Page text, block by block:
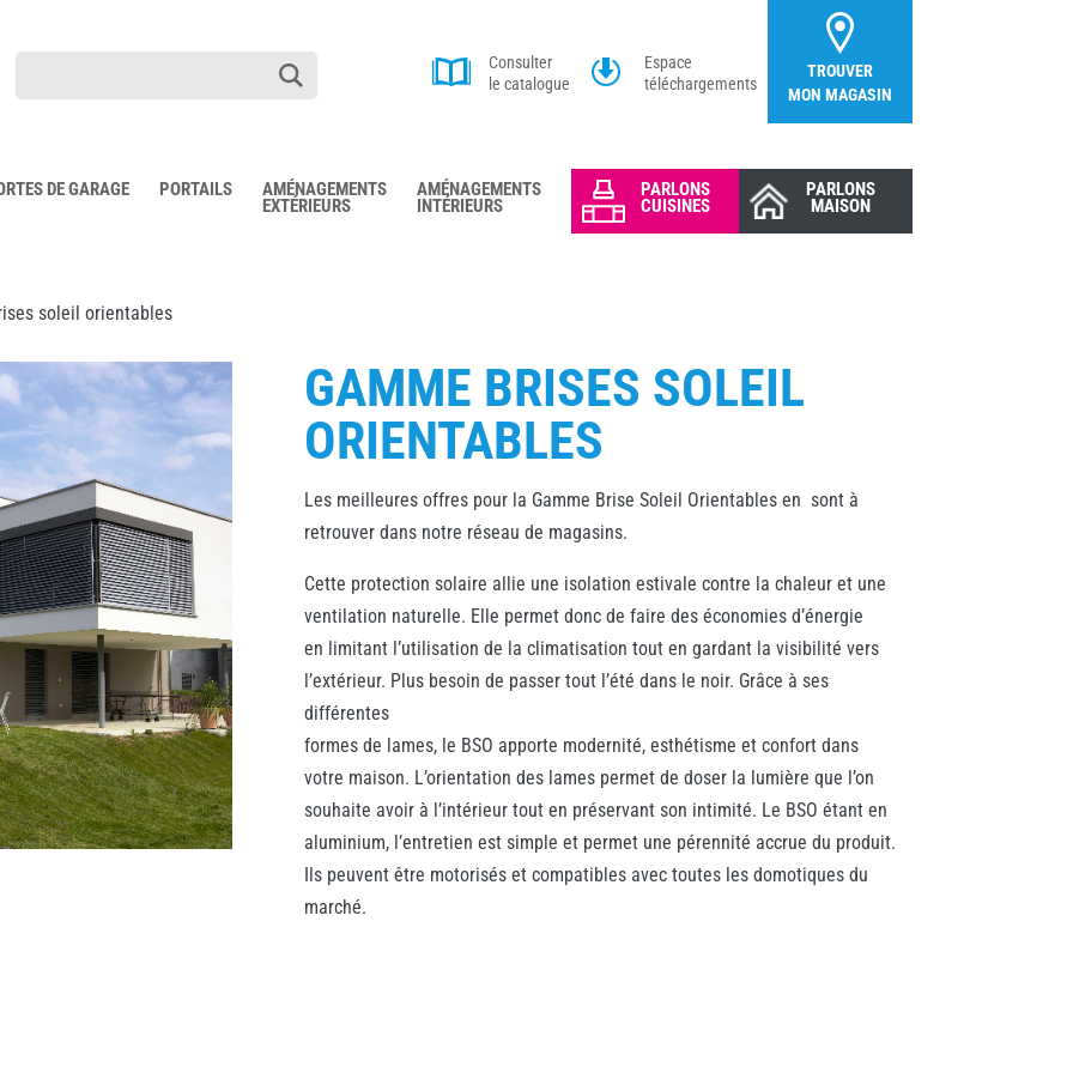
Consulter
le catalogue
Espace
téléchargements
TROUVER
MON MAGASIN
DE GARAGE PORTAILS AMÉNAGEMENTS
EXTÉRIEURS
AMÉNAGEMENTS
INTÉRIEURS
PARLONS
CUISINES
PARLONS
MAISON
soleil orientables
GAMME BRISES SOLEIL
ORIENTABLES
Les meilleures offres pour la Gamme Brise Soleil Orientables en sont à
retrouver dans notre réseau de magasins.
Cette protection solaire allie une isolation estivale contre la chaleur et une
ventilation naturelle. Elle permet donc de faire des économies d’énergie
en limitant l’utilisation de la climatisation tout en gardant la visibilité vers
l’extérieur. Plus besoin de passer tout l’été dans le noir. Grâce à ses
différentes
formes de lames, le BSO apporte modernité, esthétisme et confort dans
votre maison. L’orientation des lames permet de doser la lumière que l’on
souhaite avoir à l’intérieur tout en préservant son intimité. Le BSO étant en
aluminium, l’entretien est simple et permet une pérennité accrue du produit.
Ils peuvent être motorisés et compatibles avec toutes les domotiques du
marché.